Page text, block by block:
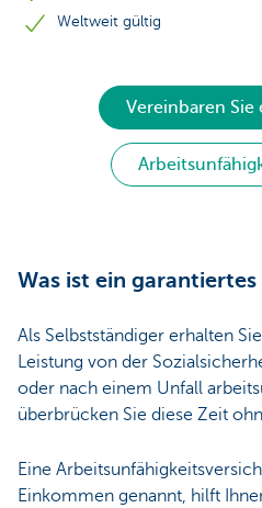
Weltweit gültig
Vereinbaren Sie
Was ist ein
Als Selbstständiger erhalten
Leistung von der
oder nach einem Unfall
überbrücken Sie diese Zeit
Eine
Einkommen genannt, hilft